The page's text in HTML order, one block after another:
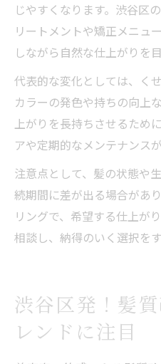
じやすくなります。渋谷区
リートメントや矯正メニュ
しながら自然な仕上がりを
代表的な変化としては、く
カラーの発色や持ちの向上
上がりを長持ちさせるため
アや定期的なメンテナンス
注意点として、髪の状態や
続期間に差が出る場合があ
リングで、希望する仕上が
相談し、納得のいく選択を
渋谷区発！髪
レンドに注目